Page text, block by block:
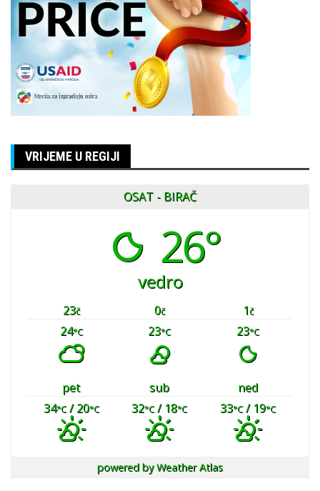
VRIJEME U REGIJI
OSAT - BIRAČ
26°
vedro
23č 0č 1č
24°C 23°C 23°C
pet sub
ned
34°C/ 20°C 32°C/ 18°C 33°C/ 19°C
powered byWeather Atlas